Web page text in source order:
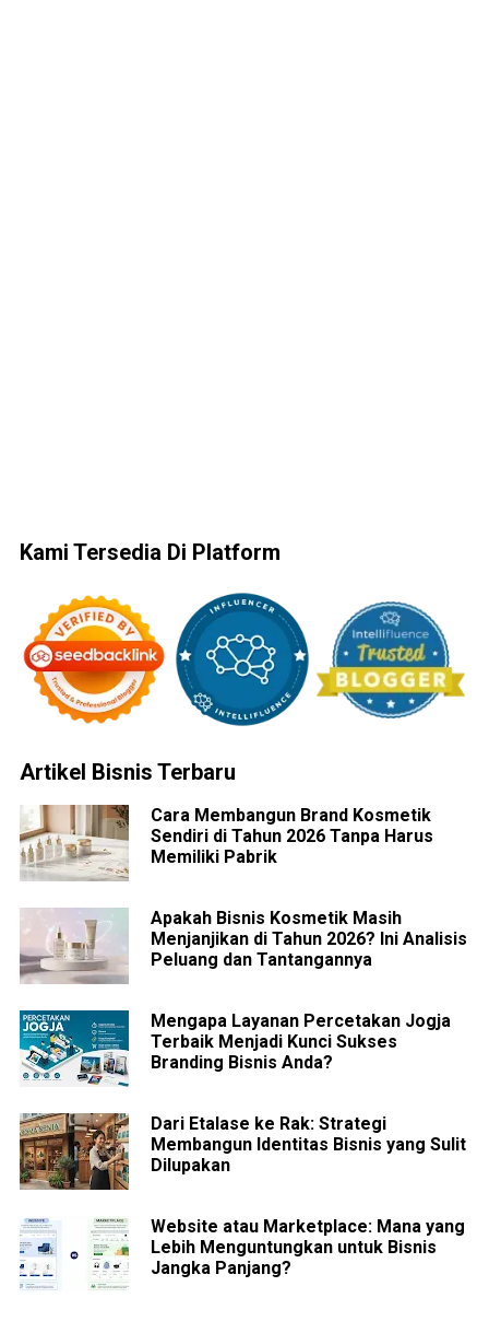
Kami Tersedia Di Platform
Artikel Bisnis Terbaru
Cara Membangun Brand Kosmetik
Sendiri di Tahun 2026 Tanpa Harus
Memiliki Pabrik
Apakah Bisnis Kosmetik Masih
Menjanjikan di Tahun 2026? Ini Analisis
Peluang dan Tantangannya
Mengapa Layanan Percetakan Jogja
Terbaik Menjadi Kunci Sukses
Branding Bisnis Anda?
Dari Etalase ke Rak: Strategi
Membangun Identitas Bisnis yang Sulit
Dilupakan
Website atau Marketplace: Mana yang
Lebih Menguntungkan untuk Bisnis
Jangka Panjang?